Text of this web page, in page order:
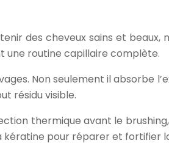
des cheveux sains et beaux,
une routine capillaire complète.
Non seulement il absorbe
résidu visible.
thermique avant le
kératine pour réparer et fortifier